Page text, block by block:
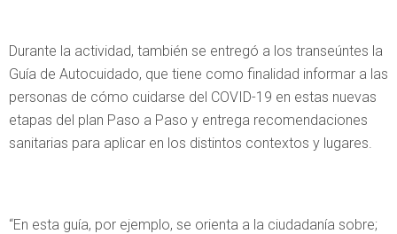
Durante la actividad, también se entregó a los transeúntes la
Guía de Autocuidado, que tiene como finalidad informar a las
personas de cómo cuidarse del COVID-19 en estas nuevas
etapas del plan Paso a Paso y entrega recomendaciones
sanitarias para aplicar en los distintos contextos y lugares.
“En esta guía, por ejemplo, se orienta a la ciudadanía sobre;